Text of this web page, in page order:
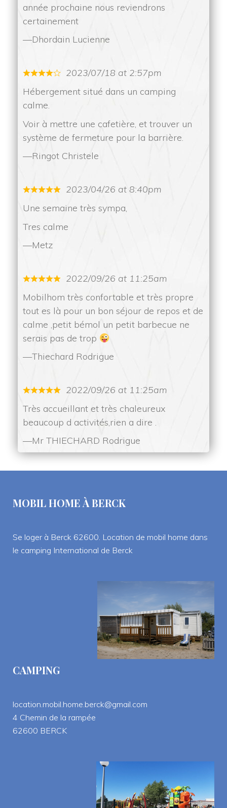
année prochaine nous reviendrons
certainement
Dhordain Lucienne
2023/07/18 at 2:57pm
Hébergement situé dans un camping
calme.
Voir à mettre une cafetière, et trouver un
ystème de fermeture pour la barrière.
Ringot Christele
2023/04/26 at 8:40pm
Une semaine très sympa,
Tres calme
Metz
2022/09/26 at 11:25am
Mobilhom très confortable et très propre
tout es là pour un bon séjour de repos et de
calme ,petit bémol un petit barbecue ne
erais pas de trop
Thiechard Rodrigue
2022/09/26 at 11:25am
Très accueillant et très chaleureux
beaucoup d activités,rien a dire .
Mr THIECHARD Rodrigue
MOBIL HOME À BERCK
Se loger à Berck 62600. Location de mobil home dans
le camping International de Berck
CAMPING
location.mobil.home.berck@gmail.com
4 Chemin de la rampée
62600 BERCK